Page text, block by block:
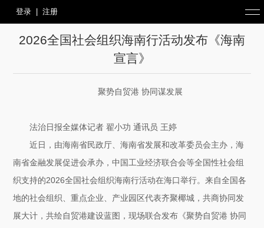
登录| 注册
2026全国社会组织海南行活动发布《海南
宣言》
聚势自贸港 协同谋发展
法治日报全媒体记者 翟小功 通讯员 王婷
近日，由海南省民政厅、海南省发展和改革委员会主办，海
南省金融发展促进会承办，中国工业经济联合会等全国性社会组
织支持的2026全国社会组织海南行活动在海口举行。来自全国各
地的社会组织、重点企业、产业园区代表齐聚椰城，共商协同发
展大计，共绘自贸港建设蓝图，现场联合发布《聚势自贸港 协同